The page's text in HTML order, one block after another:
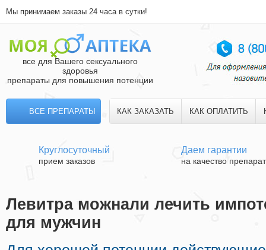
Мы принимаем заказы 24 часа в сутки!
все для Вашего сексуального
здоровья
препараты для повышения потенции
ВСЕ ПРЕПАРАТЫ КАК ЗАКАЗАТЬ КАК ОПЛАТИТЬ
Круглосуточный
прием заказов
Даем гарантии
на качество
Левитра можнали лечить
для мужчин